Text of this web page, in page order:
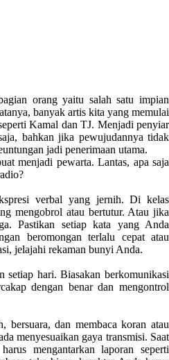
orang yaitu salah satu impian
banyak artis kita yang memulai
Kamal dan TJ. Menjadi penyiar
bahkan jika pewujudannya tidak
jadi penerimaan utama.
menjadi pewarta. Lantas, apa saja
verbal yang jernih. Di kelas
mengobrol atau bertutur. Atau jika
Pastikan setiap kata yang Anda
beromongan terlalu cepat atau
jelajahi rekaman bunyi Anda.
setiap hari. Biasakan berkomunikasi
dengan benar dan mengontrol
dan membaca koran atau
menyesuaikan gaya transmisi. Saat
mengantarkan laporan seperti